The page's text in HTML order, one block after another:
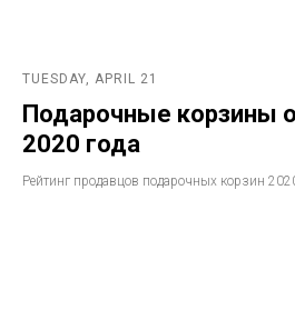
TUESDAY, APRIL 21
Подарочные корзины
2020 года
Рейтинг продавцов подарочных корзин